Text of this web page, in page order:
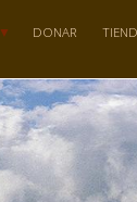
DONAR